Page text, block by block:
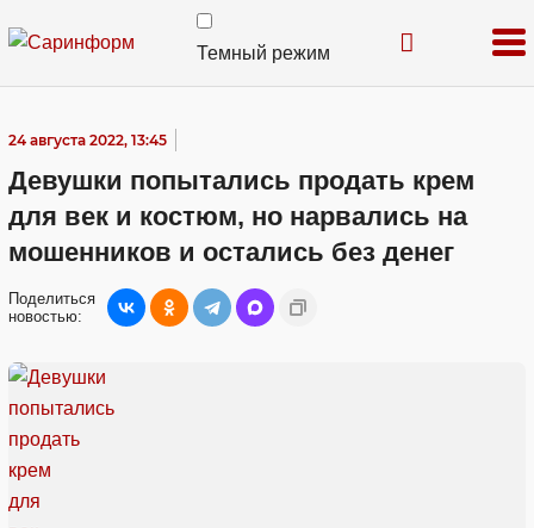
Темный режим
24 августа 2022, 13:45
Девушки попытались продать крем
для век и костюм, но нарвались на
мошенников и остались без денег
Поделиться
новостью: